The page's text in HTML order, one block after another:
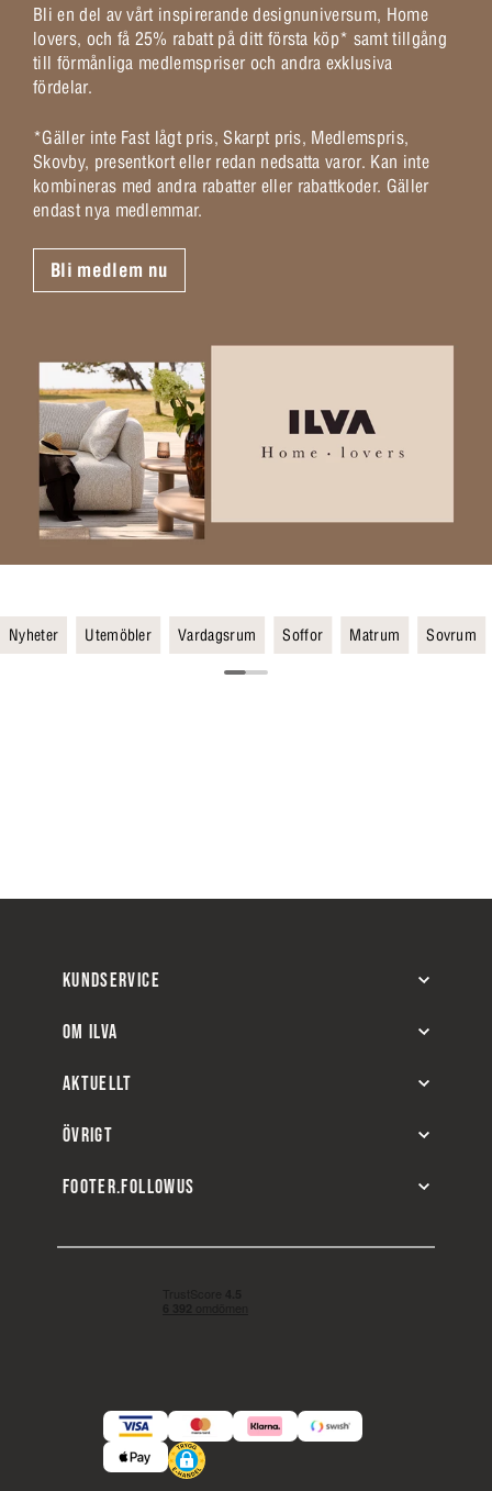
Bli en del av vårt inspirerande designuniversum, Home
lovers, och få 25% rabatt på ditt första köp* samt tillgång
till förmånliga medlemspriser och andra exklusiva
fördelar.
*Gäller inte Fast lågt pris, Skarpt pris, Medlemspris,
Skovby, presentkort eller redan nedsatta varor. Kan inte
kombineras med andra rabatter eller rabattkoder. Gäller
endast nya medlemmar.
Bli medlem nu
Nyheter Utemöbler Vardagsrum Soffor Matrum Sovrum
KUNDSERVICE
OM ILVA
AKTUELLT
ÖVRIGT
FOOTER.FOLLOWUS